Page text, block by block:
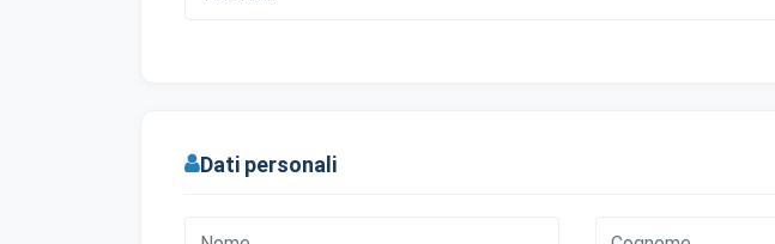
Dati personali